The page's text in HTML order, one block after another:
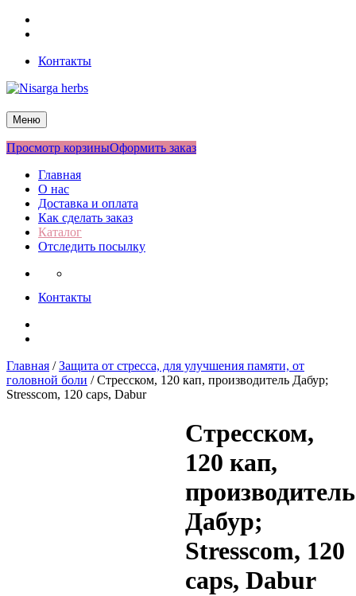
Перейти
Контакты
Nisarga herbs
Меню
Просмотр корзиныОформить заказ
Главная
О нас
Доставка и оплата
Как сделать заказ
Каталог
Отследить посылку
Контакты
Главная /Защита от стресса, для улучшения памяти, от
головной боли / Стресском, 120 кап, производитель Дабур;
Stresscom, 120 caps, Dabur
Стресском,
120 кап,
производитель
Дабур;
Stresscom, 120
caps, Dabur